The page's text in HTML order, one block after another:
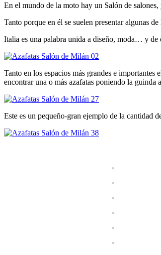
En el mundo de la moto hay un Salón de salones,
Tanto porque en él se suelen presentar algunas
Italia es una palabra unida a diseño, moda… y de
Tanto en los espacios más grandes e
encontrar una o más azafatas poniendo la guinda
Este es un pequeño-gran ejemplo de la cantidad